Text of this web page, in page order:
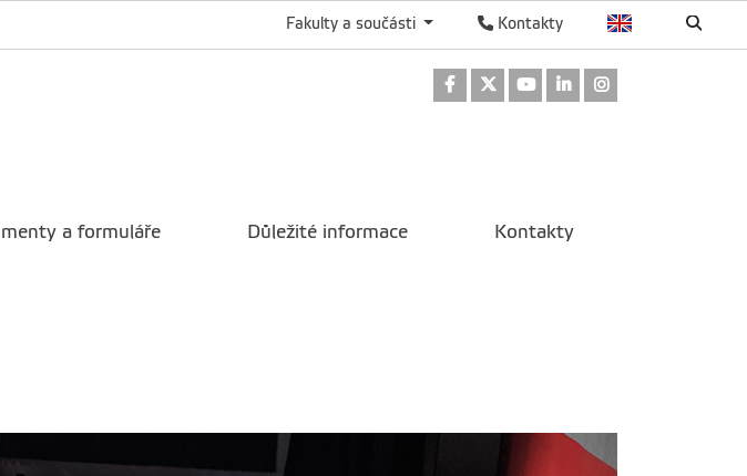
Kontakty
Fakulty a součásti
Odkaz na Facebook
Odkaz na Twitter
Odkaz na Youtube
Odkaz na LinkedIn
a formuláře Důležité informace Kontakty